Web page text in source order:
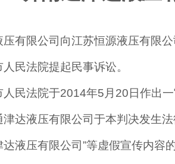
压有限公司向江苏恒源液压有限
民法院提起民事诉讼。
民法院于2014年5月20日作出
达液压有限公司于本判决发生
液压有限公司”等虚假宣传内容的